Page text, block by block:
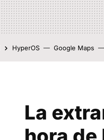
HyperOS Google Maps
La